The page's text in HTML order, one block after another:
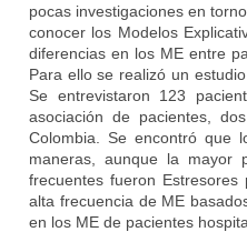
pocas investigaciones en
conocer los Modelos
diferencias en los ME entre
Para ello se realizó un
Se entrevistaron 123
asociación de pacientes,
Colombia. Se encontró que
maneras, aunque la mayor
frecuentes fueron Estresores
alta frecuencia de ME
en los ME de pacientes